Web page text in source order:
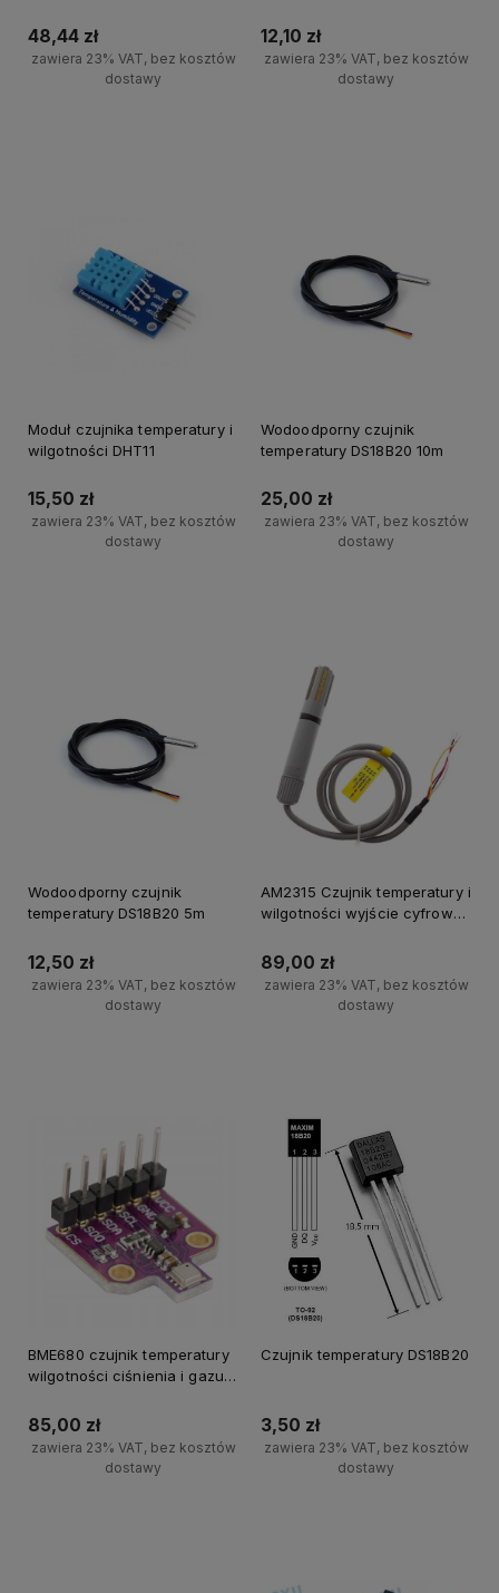
I2C SPI Waveshare
48,44 zł
zawiera 23% VAT, bez kosztów
dostawy
12,10 zł
zawiera 23% VAT, bez kosztów
dostawy
Moduł czujnika temperatury i
wilgotności DHT11
15,50 zł
zawiera 23% VAT, bez kosztów
dostawy
Wodoodporny czujnik
temperatury DS18B20 10m
25,00 zł
zawiera 23% VAT, bez kosztów
dostawy
Wodoodporny czujnik
temperatury DS18B20 5m
12,50 zł
zawiera 23% VAT, bez kosztów
dostawy
AM2315 Czujnik temperatury i
wilgotności wyjście cyfrowe
89,00 zł
zawiera 23% VAT, bez kosztów
dostawy
BME680 czujnik temperatury
wilgotności ciśnienia i gazu
85,00 zł
zawiera 23% VAT, bez kosztów
dostawy
Czujnik temperatury DS18B20
3,50 zł
zawiera 23% VAT, bez kosztów
dostawy